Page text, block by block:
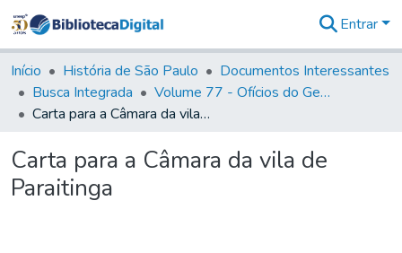
&
Coleções
Tudo na
Biblioteca
Estatísticas
Entrar
Início História de São Paulo
Documentos Interessantes
Busca Integrada
Volume 77 - Ofícios do General Martim Lopes Lobo de Saldanha (Governador da Capitania): 1776-1777
Carta para a Câmara da vila de Paraitinga
Carta para a Câmara da vila de
Paraitinga